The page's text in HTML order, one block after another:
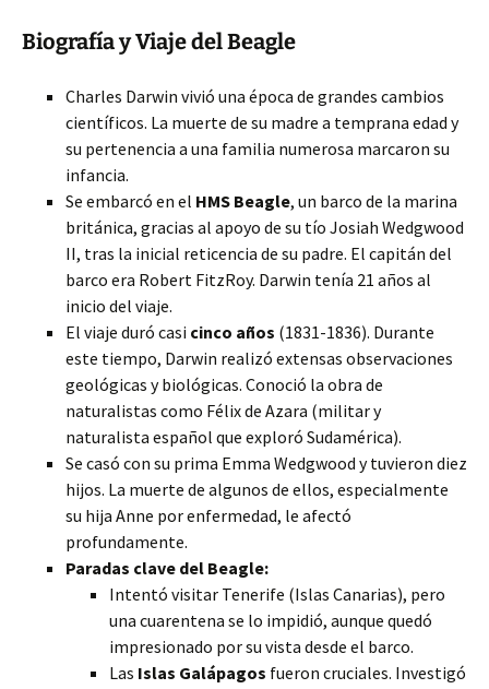
Biografía y Viaje del Beagle
Charles Darwin vivió una época de grandes cambios
científicos. La muerte de su madre a temprana edad y
su pertenencia a una familia numerosa marcaron su
infancia.
Se embarcó en el HMS Beagle, un barco de la marina
británica, gracias al apoyo de su tío Josiah Wedgwood
II, tras la inicial reticencia de su padre. El capitán del
barco era Robert FitzRoy. Darwin tenía 21 años al
inicio del viaje.
El viaje duró casi cinco años (1831-1836). Durante
este tiempo, Darwin realizó extensas observaciones
geológicas y biológicas. Conoció la obra de
naturalistas como Félix de Azara (militar y
naturalista español que exploró Sudamérica).
Se casó con su prima Emma Wedgwood y tuvieron diez
hijos. La muerte de algunos de ellos, especialmente
su hija Anne por enfermedad, le afectó
profundamente.
Paradas clave del Beagle:
Intentó visitar Tenerife (Islas Canarias), pero
una cuarentena se lo impidió, aunque quedó
impresionado por su vista desde el barco.
Las Islas Galápagos fueron cruciales. Investigó